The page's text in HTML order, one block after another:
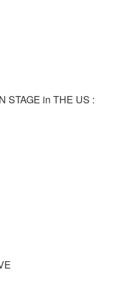
STAGE in THE US :